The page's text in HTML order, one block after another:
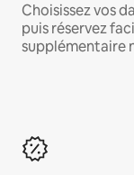
Choisissez vos
puis réservez
supplémentaire